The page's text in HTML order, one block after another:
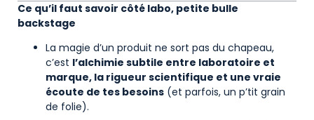
Ce qu’il faut savoir côté labo, petite bulle
backstage
La magie d’un produit ne sort pas du chapeau,
c’est l’alchimie subtile entre laboratoire et
marque, la rigueur scientifique et une vraie
écoute de tes besoins (et parfois, un p’tit grain
de folie).